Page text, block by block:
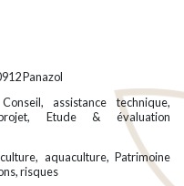
Panazol
assistance technique,
Etude & évaluation
aquaculture, Patrimoine
risques